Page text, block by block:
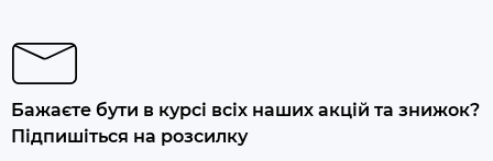
Купити папір для самокруток
Попільничка
Купити люльку для куріння
Люлька для куріння набір
Бажаєте бути в курсі всіх наших акцій та знижок?
Підпишіться на розсилку